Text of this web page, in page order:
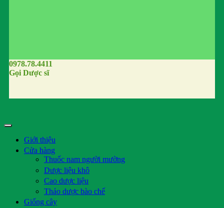
0978.78.4411
Gọi Dược sĩ
Giới thiệu
Cửa hàng
Thuốc nam người mường
Dược liệu khô
Cao dược liệu
Thảo dược bào chế
Giống cây